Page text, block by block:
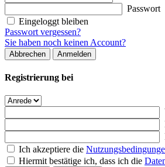
Passwort
Eingeloggt bleiben
Passwort vergessen?
Sie haben noch keinen Account?
Abbrechen Anmelden
Registrierung bei
Ich akzeptiere die
Hiermit bestätige ich, dass ich die